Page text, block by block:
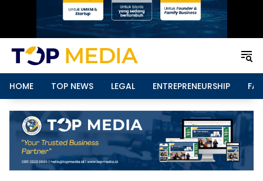
HOME TOP NEWS LEGAL ENTREPRENEURSHIP